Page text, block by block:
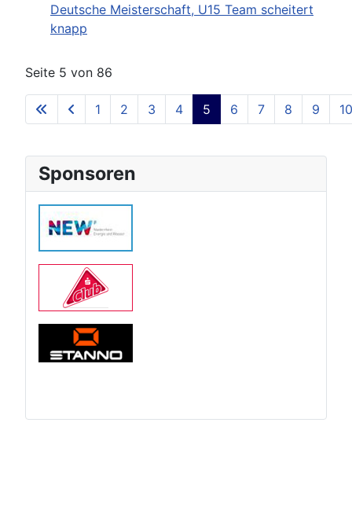
Deutsche Meisterschaft, U15 Team scheitert
knapp
Seite 5 von 86
1 2 3 4 5 6 7 8 9 10
Sponsoren